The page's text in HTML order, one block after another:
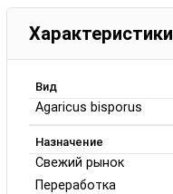
Характеристики
Вид
Agaricus bisporus
Назначение
Свежий рынок
Переработка